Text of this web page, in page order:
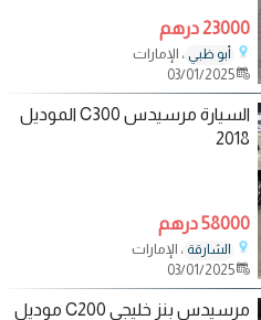
23000 درهم
أبو ظبي ، الإمارات
03/01/2025
السيارة مرسيدس C300 الموديل
2018
58000 درهم
الشارقة ، الإمارات
03/01/2025
مرسيدس بنز خليجي C200 موديل